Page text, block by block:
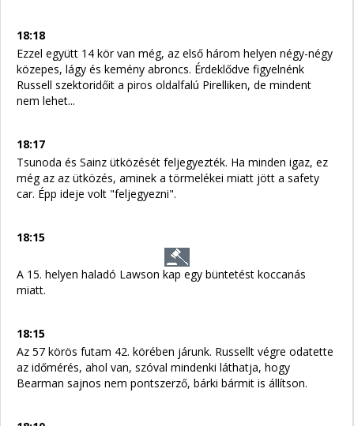
18:18
Ezzel együtt 14 kör van még, az első három helyen négy-négy
közepes, lágy és kemény abroncs. Érdeklődve figyelnénk
Russell szektoridőit a piros oldalfalú Pirelliken, de mindent
nem lehet...
18:17
Tsunoda és Sainz ütközését feljegyezték. Ha minden igaz, ez
még az az ütközés, aminek a törmelékei miatt jött a safety
car. Épp ideje volt "feljegyezni".
18:15
A 15. helyen haladó Lawson kap egy büntetést koccanás
miatt.
18:15
Az 57 körös futam 42. körében járunk. Russellt végre odatette
az időmérés, ahol van, szóval mindenki láthatja, hogy
Bearman sajnos nem pontszerző, bárki bármit is állítson.